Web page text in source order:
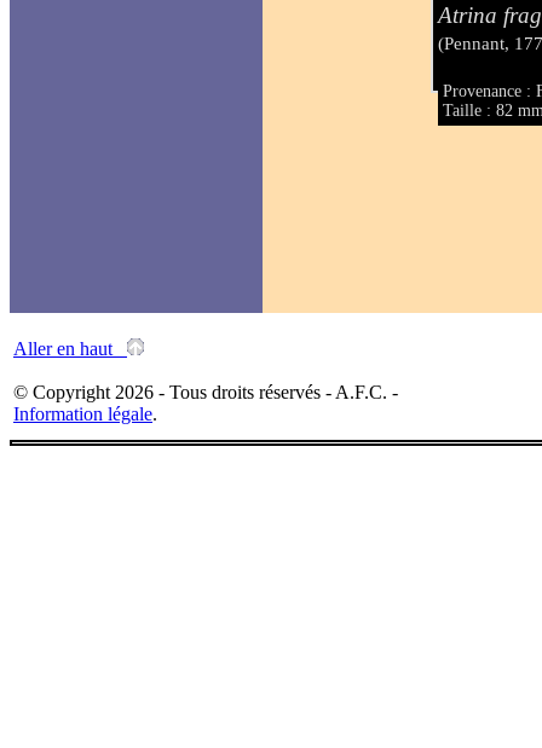
Atrina
(Pennant,
Provenance :
Taille : 82
Aller en haut
© Copyright 2026 - Tous droits réservés - A.F.C. -
Information légale.